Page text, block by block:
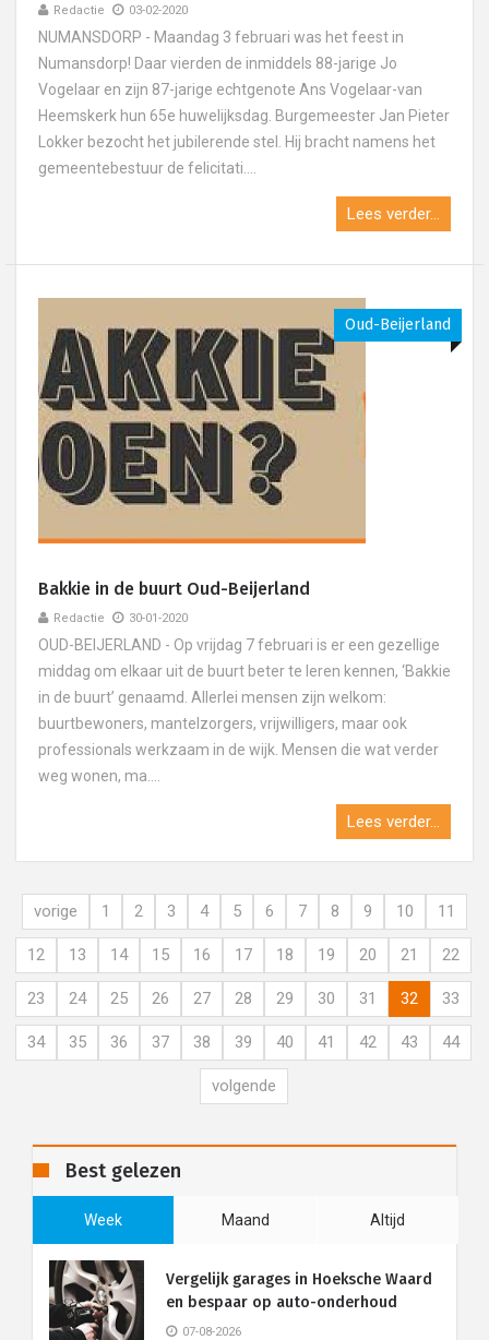
Redactie 03-02-2020
NUMANSDORP - Maandag 3 februari was het feest in
Numansdorp! Daar vierden de inmiddels 88-jarige Jo
Vogelaar en zijn 87-jarige echtgenote Ans Vogelaar-van
Heemskerk hun 65e huwelijksdag. Burgemeester Jan Pieter
Lokker bezocht het jubilerende stel. Hij bracht namens het
gemeentebestuur de felicitati....
Lees verder...
Oud-Beijerland
Bakkie in de buurt Oud-Beijerland
Redactie 30-01-2020
OUD-BEIJERLAND - Op vrijdag 7 februari is er een gezellige
middag om elkaar uit de buurt beter te leren kennen, ‘Bakkie
in de buurt’ genaamd. Allerlei mensen zijn welkom:
buurtbewoners, mantelzorgers, vrijwilligers, maar ook
professionals werkzaam in de wijk. Mensen die wat verder
weg wonen, ma....
Lees verder...
vorige 1 2 3 4 5 6 7 8 9 10 11
12 13 14 15 16 17 18 19 20 21 22
23 24 25 26 27 28 29 30 31 32 33
34 35 36 37 38 39 40 41 42 43 44
volgende
Best gelezen
Week Maand Altijd
Vergelijk garages in Hoeksche Waard
en bespaar op auto-onderhoud
07-08-2026